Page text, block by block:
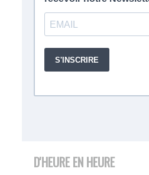
D'HEURE EN HEURE